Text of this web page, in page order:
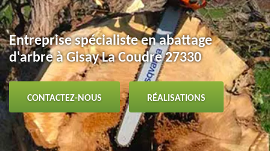
Entreprise spécialiste en abattage
d'arbre à Gisay La Coudre 27330
CONTACTEZ-NOUS RÉALISATIONS